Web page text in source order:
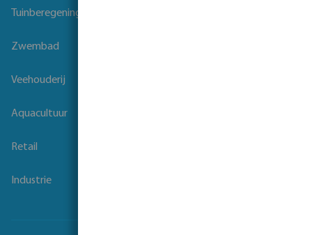
Tuinberegening
Zwembad
Veehouderij
Aquacultuur
Retail
Industrie